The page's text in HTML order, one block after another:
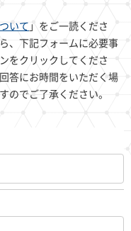
いて」をご一読くださ
、下記フォームに必要事
をクリックしてくださ
答にお時間をいただく場
のでご了承ください。